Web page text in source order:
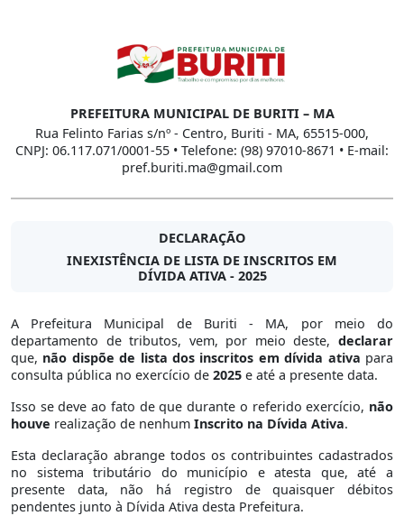
PREFEITURA MUNICIPAL DE BURITI – MA
Rua Felinto Farias s/nº - Centro, Buriti - MA, 65515-000,
CNPJ: 06.117.071/0001-55 • Telefone: (98) 97010-8671 • E-mail:
pref.buriti.ma@gmail.com
DECLARAÇÃO
INEXISTÊNCIA DE LISTA DE INSCRITOS EM
DÍVIDA ATIVA - 2025
A Prefeitura Municipal de Buriti - MA, por meio do
departamento de tributos, vem, por meio deste, declarar
que, não dispõe de lista dos inscritos em dívida ativa para
consulta pública no exercício de 2025 e até a presente data.
Isso se deve ao fato de que durante o referido exercício, não
houve realização de nenhum Inscrito na Dívida Ativa.
Esta declaração abrange todos os contribuintes cadastrados
no sistema tributário do município e atesta que, até a
presente data, não há registro de quaisquer débitos
pendentes junto à Dívida Ativa desta Prefeitura.